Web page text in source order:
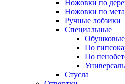
Ножовки по
Ножовки по
Ручные лобзики
Специальные
Обушковые
По
По
Стусла